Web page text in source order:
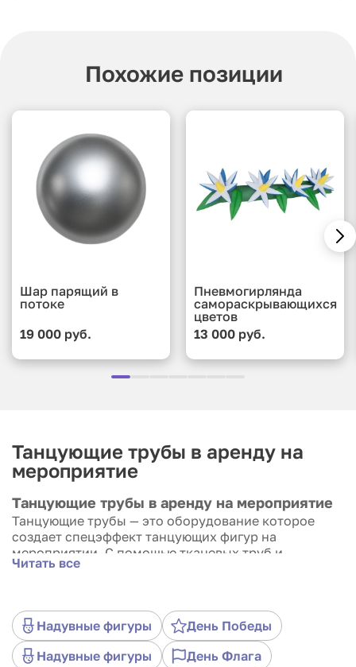
Похожие позиции
Шар парящий в
потоке
19 000 руб.
Пневмогирлянда
самораскрывающихся
цветов
13 000 руб.
Танцующие трубы в аренду на
мероприятие
Танцующие трубы в аренду на мероприятие
Танцующие трубы — это оборудование которое
создает спецэффект танцующих фигур на
мероприятии. С помощью тканевых труб и
поднятия воздушных потоков вверх, визуально
мероприятии.
Читать все
Надувные фигуры
День Победы
Надувные фигуры
День Флага